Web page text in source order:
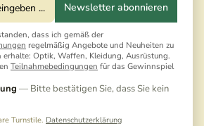
Newsletter abonnieren
dass ich gemäß der
regelmäßig Angebote und Neuheiten zu
erhalte: Optik, Waffen, Kleidung, Ausrüstung.
Teilnahmebedingungen für das Gewinnspiel
— Bitte bestätigen Sie, dass Sie kein
Turnstile. Datenschutzerklärung